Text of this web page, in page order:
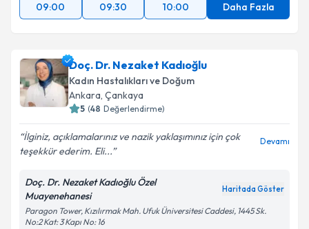
09:00
09:30 10:00 Daha Fazla
Doç. Dr. Nezaket Kadıoğlu
Kadın Hastalıkları ve Doğum
Ankara, Çankaya
5 (48 Değerlendirme)
İlginiz, açıklamalarınız ve nazik yaklaşımınız için çok
teşekkür ederim. Eli...
Devamı
Doç. Dr. Nezaket Kadıoğlu Özel
Muayenehanesi
Haritada Göster
Paragon Tower, Kızılırmak Mah. Ufuk Üniversitesi Caddesi, 1445 Sk.
No:2 Kat: 3 Kapı No: 16